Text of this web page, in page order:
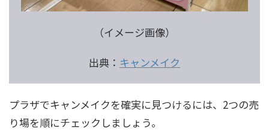
（イメージ画像）
出典： キャンメイク
プラザでキャンメイクを確実に見つけるには、2つの売
り場を順にチェックしましょう。